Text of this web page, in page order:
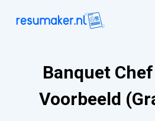
Banquet
Voorbeeld